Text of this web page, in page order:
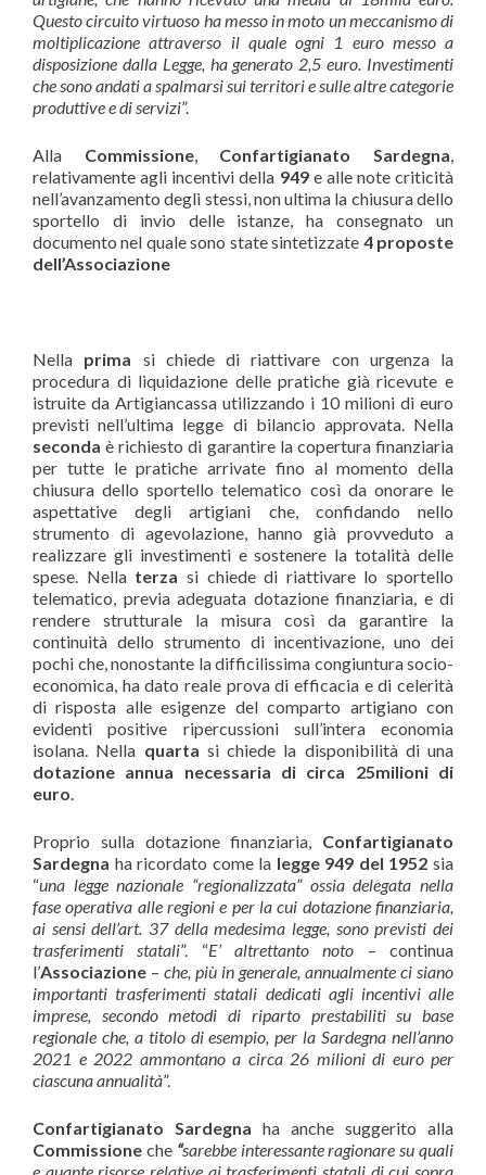
Questo circuito virtuoso ha messo in moto un meccanismo di
moltiplicazione attraverso il quale ogni 1 euro messo a
disposizione dalla Legge, ha generato 2,5 euro. Investimenti
che sono andati a spalmarsi sui territori e sulle altre categorie
produttive e di servizi”.
Alla Commissione, Confartigianato Sardegna,
relativamente agli incentivi della 949e alle note criticità
nell’avanzamento degli stessi, non ultima la chiusura dello
sportello di invio delle istanze, ha consegnato un
documento nel quale sono state sintetizzate 4 proposte
dell’Associazione
Nella prima si chiede di riattivare con urgenza la
procedura di liquidazione delle pratiche già ricevute e
istruite da Artigiancassa utilizzando i 10 milioni di euro
previsti nell’ultima legge di bilancio approvata. Nella
seconda è richiesto di garantire la copertura finanziaria
per tutte le pratiche arrivate fino al momento della
chiusura dello sportello telematico così da onorare le
aspettative degli artigiani che, confidando nello
strumento di agevolazione, hanno già provveduto a
realizzare gli investimenti e sostenere la totalità delle
spese. Nella terza si chiede di riattivare lo sportello
telematico, previa adeguata dotazione finanziaria, e di
rendere strutturale la misura così da garantire la
continuità dello strumento di incentivazione, uno dei
pochi che, nonostante la difficilissima congiuntura socio-
economica, ha dato reale prova di efficacia e di celerità
di risposta alle esigenze del comparto artigiano con
evidenti positive ripercussioni sull’intera economia
isolana. Nella quarta si chiede la disponibilità di una
dotazione annua necessaria di circa 25milioni di
euro.
Proprio sulla dotazione finanziaria, Confartigianato
Sardegna ha ricordato come la legge 949 del 1952 sia
“una legge nazionale “regionalizzata” ossia delegata nella
fase operativa alle regioni e per la cui dotazione finanziaria,
ai sensi dell’art. 37 della medesima legge, sono previsti dei
trasferimenti statali”. “E’ altrettanto noto – continua
l’Associazione – che, più in generale, annualmente ci siano
importanti trasferimenti statali dedicati agli incentivi alle
imprese, secondo metodi di riparto prestabiliti su base
regionale che, a titolo di esempio, per la Sardegna nell’anno
2021 e 2022 ammontano a circa 26 milioni di euro per
ciascuna annualità”.
Confartigianato Sardegna ha anche suggerito alla
Commissione che “sarebbe interessante ragionare su quali